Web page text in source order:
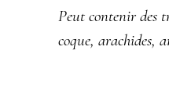
Peut contenir des
coque, arachides,